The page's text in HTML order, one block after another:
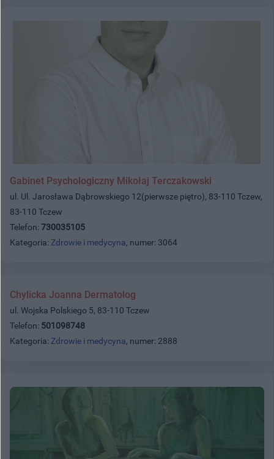
Gabinet Psychologiczny Mikołaj Terczakowski
ul. Ul. Jarosława Dąbrowskiego 12(pierwsze piętro), 83-110 Tczew,
83-110 Tczew
Telefon: 730035105
Kategoria: Zdrowie i medycyna, numer: 3064
Chylicka Joanna Dermatolog
ul. Wojska Polskiego 5, 83-110 Tczew
Telefon: 501098748
Kategoria: Zdrowie i medycyna, numer: 2888